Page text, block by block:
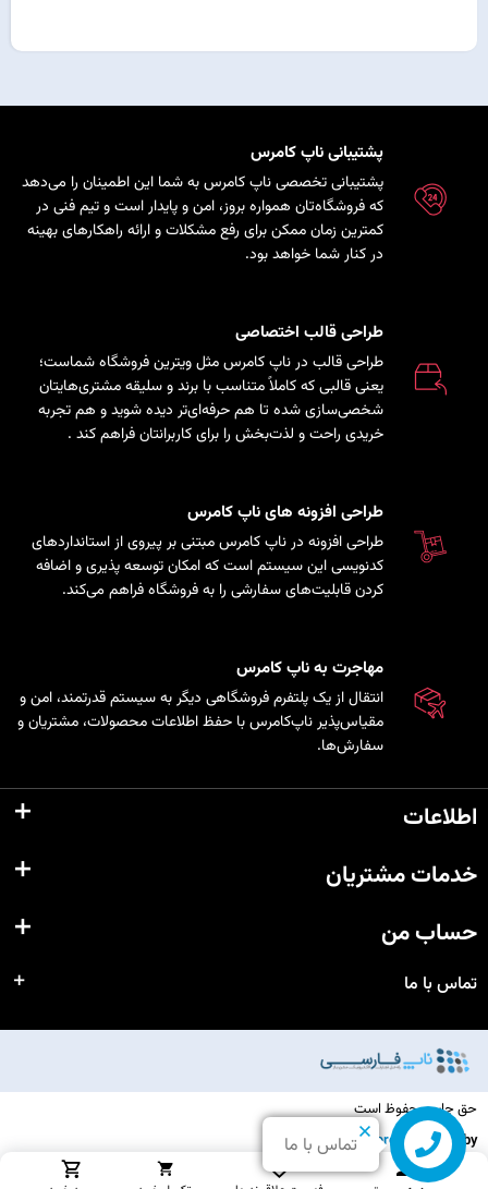
پشتیبانی ناپ کامرس
پشتیبانی تخصصی ناپ کامرس به شما این اطمینان را می‌دهد
که فروشگاه‌تان همواره بروز، امن و پایدار است و تیم فنی در
کمترین زمان ممکن برای رفع مشکلات و ارائه راهکارهای بهینه
در کنار شما خواهد بود.
طراحی قالب اختصاصی
طراحی قالب در ناپ کامرس مثل ویترین فروشگاه شماست؛
یعنی قالبی که کاملاً متناسب با برند و سلیقه مشتری‌هایتان
شخصی‌سازی شده تا هم حرفه‌ای‌تر دیده شوید و هم تجربه
خریدی راحت و لذت‌بخش را برای کاربرانتان فراهم کند .
طراحی افزونه های ناپ کامرس
طراحی افزونه در ناپ کامرس مبتنی بر پیروی از استانداردهای
کدنویسی این سیستم است که امکان توسعه پذیری و اضافه
کردن قابلیت‌های سفارشی را به فروشگاه فراهم می‌کند.
مهاجرت به ناپ کامرس
انتقال از یک پلتفرم فروشگاهی دیگر به سیستم قدرتمند، امن و
مقیاس‌پذیر ناپ‌کامرس با حفظ اطلاعات محصولات، مشتریان و
سفارش‌ها.
اطلاعات
خدمات مشتریان
حساب من
تماس با ما
حق چاپ محفوظ است
Powered by
nopCommerce
تماس با ما